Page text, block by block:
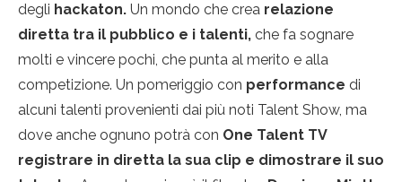
degli hackaton. Un mondo che crea relazione
diretta tra il pubblico e i talenti, che fa sognare
molti e vincere pochi, che punta al merito e alla
competizione. Un pomeriggio con performance di
alcuni talenti provenienti dai più noti Talent Show, ma
dove anche ognuno potrà con One Talent TV
registrare in diretta la sua clip e dimostrare il suo